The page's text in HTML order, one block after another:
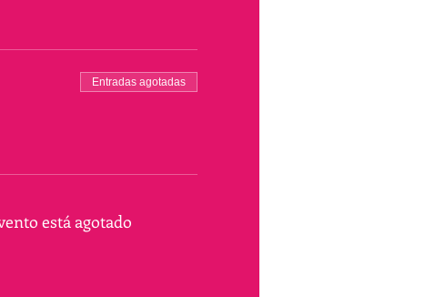
Entradas agotadas
está agotado